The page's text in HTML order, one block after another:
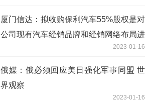
厦门信达：拟收购保利汽车55%股权是对
公司现有汽车经销品牌和经销网络布局进
2023-01-16
俄媒：俄必须回应美日强化军事同盟 世
界观察
2023-01-16